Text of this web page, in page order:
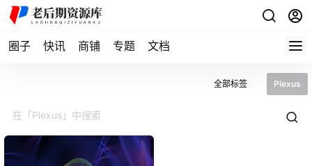
圈子 快讯 商铺 专题 文档
全部标签 Plexus